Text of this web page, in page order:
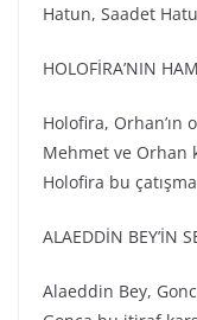
Hatun, Saadet
HOLOFİRA’NIN
Holofira,
Mehmet ve Orhan
Holofira bu
ALAEDDİN BEY’İN
Alaeddin Bey,